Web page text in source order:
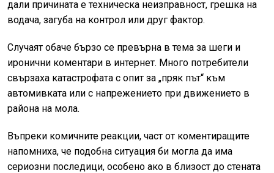
дали причината е техническа неизправност, грешка на
водача, загуба на контрол или друг фактор.
Случаят обаче бързо се превърна в тема за шеги и
иронични коментари в интернет. Много потребители
свързаха катастрофата с опит за „пряк път“ към
автомивката или с напрежението при движението в
района на мола.
Въпреки комичните реакции, част от коментиращите
напомниха, че подобна ситуация би могла да има
сериозни последици, особено ако в близост до стената